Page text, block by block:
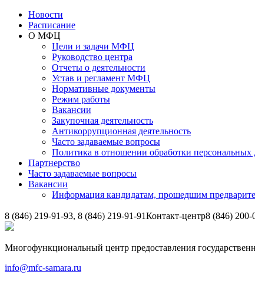
Новости
Расписание
О МФЦ
Цели и задачи МФЦ
Руководство центра
Отчеты о деятельности
Устав и регламент МФЦ
Нормативные документы
Режим работы
Вакансии
Закупочная деятельность
Антикоррупционная деятельность
Часто задаваемые вопросы
Политика в отношении обработки персональных
Партнерство
Часто задаваемые вопросы
Вакансии
Информация кандидатам, прошедшим
8 (846) 219-91-93, 8 (846) 219-91-91Контакт-центр8 (846) 200-
Многофункциональный центр предоставления
info@mfc-samara.ru